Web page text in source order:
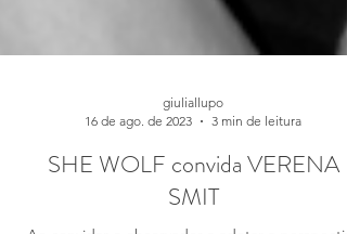
giuliallupo
16 de ago. de 2023
3 min de leitura